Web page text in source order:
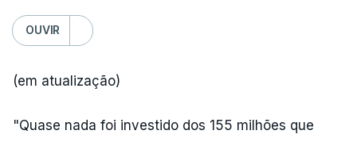
OUVIR
(em atualização)
"Quase nada foi investido dos 155 milhões que